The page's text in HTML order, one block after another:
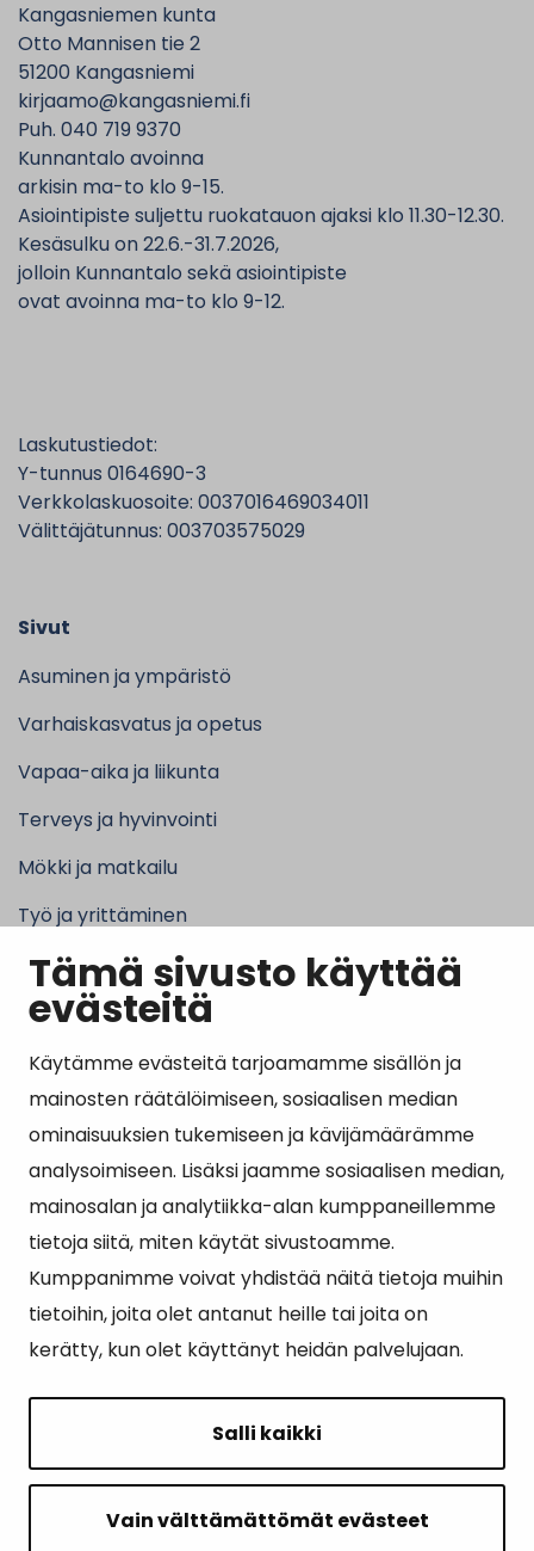
Tämä sivusto käyttää
evästeitä
Käytämme evästeitä tarjoamamme sisällön ja
mainosten räätälöimiseen, sosiaalisen median
ominaisuuksien tukemiseen ja kävijämäärämme
analysoimiseen. Lisäksi jaamme sosiaalisen median,
mainosalan ja analytiikka-alan kumppaneillemme
tietoja siitä, miten käytät sivustoamme.
Kumppanimme voivat yhdistää näitä tietoja muihin
tietoihin, joita olet antanut heille tai joita on
kerätty, kun olet käyttänyt heidän palvelujaan.
Salli kaikki
Vain välttämättömät evästeet
Kangasniemen kunta
Otto Mannisen tie 2
51200 Kangasniemi
kirjaamo@kangasniemi.fi
Puh. 040 719 9370
Kunnantalo avoinna
arkisin ma-to klo 9-15.
Asiointipiste suljettu ruokatauon ajaksi klo 11.30-12.30.
Kesäsulku on 22.6.-31.7.2026,
jolloin Kunnantalo sekä asiointipiste
ovat avoinna ma-to klo 9-12.
Laskutustiedot:
Y-tunnus 0164690-3
Verkkolaskuosoite: 0037016469034011
Välittäjätunnus: 003703575029
Sivut
Asuminen ja ympäristö
Varhaiskasvatus ja opetus
Vapaa-aika ja liikunta
Terveys ja hyvinvointi
Mökki ja matkailu
Työ ja yrittäminen
Kunta ja hallinto
Suosituimmat sivut
Esityslistat, pöytäkirjat, viranhaltijapäätökset ja
kuulutukset
Tietoa ja ohjeistusta koronavirukseen liittyen
Asiointipiste
Sähköinen asiointi
Yhteydenotto
Tilavaraus